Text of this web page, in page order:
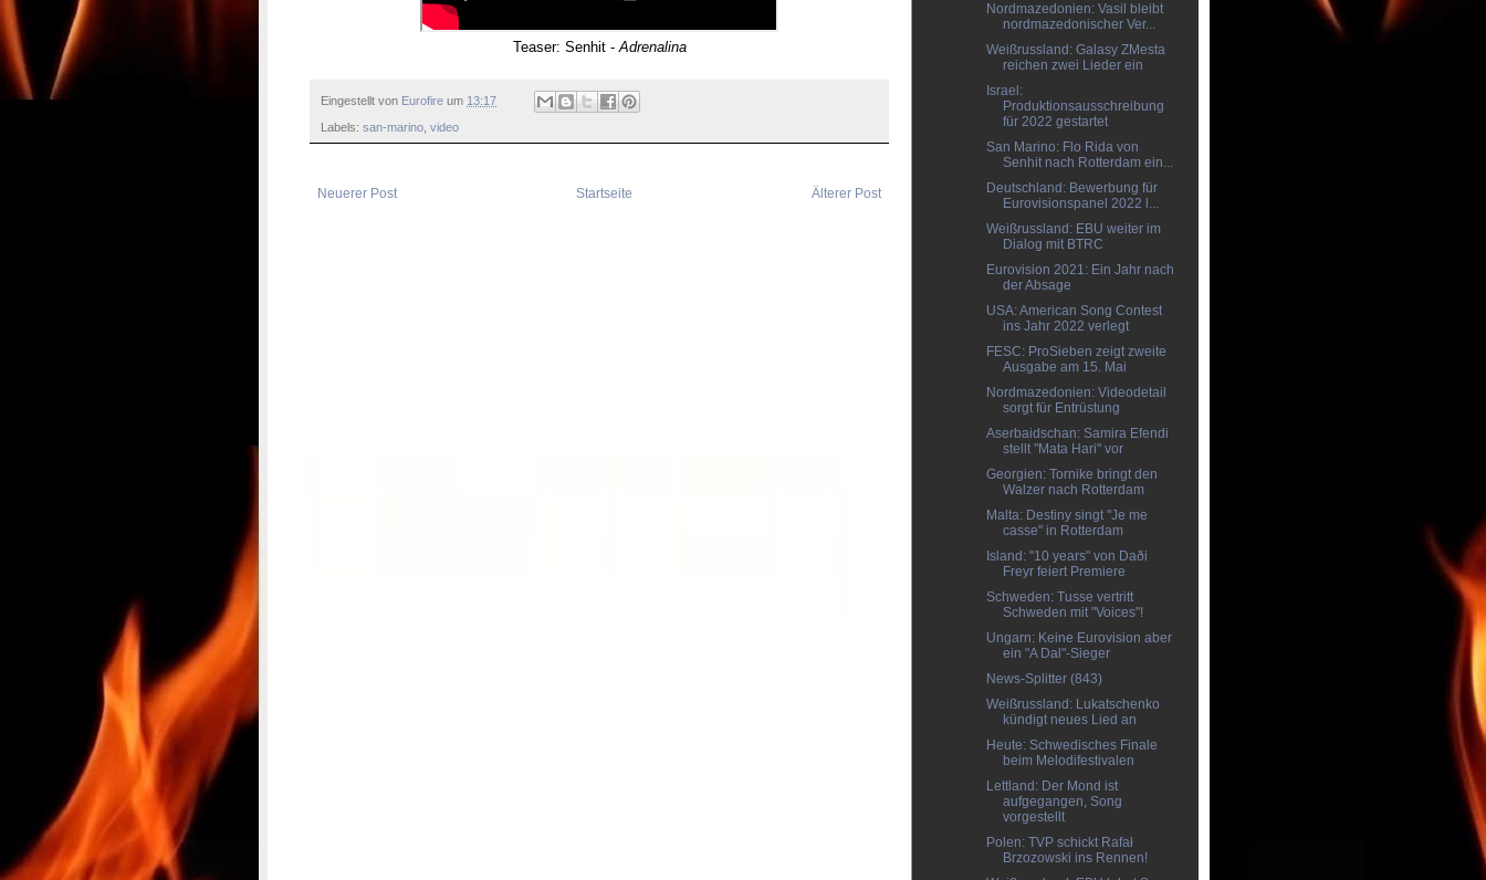
Teaser: Senhit - Adrenalina
Eingestellt von Eurofire um 13:17
Labels: san-marino video
Neuerer Post Älterer Post
Startseite
Nordmazedonien: Vasil bleibt
nordmazedonischer Ver...
Weißrussland: Galasy ZMesta
reichen zwei Lieder ein
Israel:
Produktionsausschreibung
für 2022 gestartet
San Marino: Flo Rida von
Senhit nach Rotterdam ein...
Deutschland: Bewerbung für
Eurovisionspanel 2022 l...
Weißrussland: EBU weiter im
Dialog mit BTRC
Eurovision 2021: Ein Jahr nach
der Absage
USA: American Song Contest
ins Jahr 2022 verlegt
FESC: ProSieben zeigt zweite
Ausgabe am 15. Mai
Nordmazedonien: Videodetail
sorgt für Entrüstung
Aserbaidschan: Samira Efendi
stellt "Mata Hari" vor
Georgien: Tornike bringt den
Walzer nach Rotterdam
Malta: Destiny singt "Je me
casse" in Rotterdam
Island: "10 years" von Daði
Freyr feiert Premiere
Schweden: Tusse vertritt
Schweden mit "Voices"!
Ungarn: Keine Eurovision aber
ein "A Dal"-Sieger
News-Splitter (843)
Weißrussland: Lukatschenko
kündigt neues Lied an
Heute: Schwedisches Finale
beim Melodifestivalen
Lettland: Der Mond ist
aufgegangen, Song
vorgestellt
Polen: TVP schickt Rafał
Brzozowski ins Rennen!